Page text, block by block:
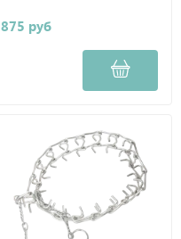
875 руб